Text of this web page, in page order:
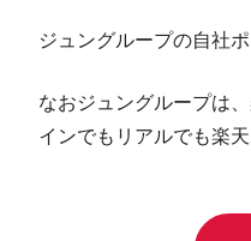
ジュングループの自社
なおジュングループは
インでもリアルでも楽